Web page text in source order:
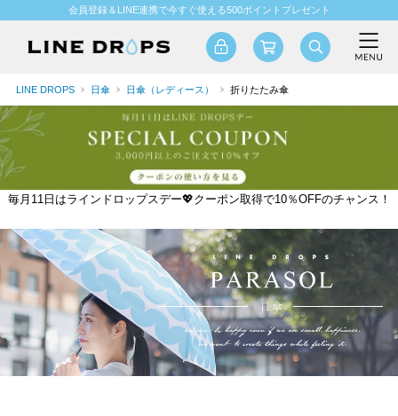
会員登録＆LINE連携で今すぐ使える500ポイントプレゼント
LINE DROPS 日傘 日傘（レディース） 折りたたみ傘
毎月11日はラインドロップスデー💖クーポン取得で10％OFFのチャンス！